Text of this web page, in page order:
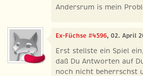
Andersrum is mein
Ex-Füchse #4596, 02. April
Erst stellste ein Spiel
daß Du Antworten auf
noch nicht beherrschst